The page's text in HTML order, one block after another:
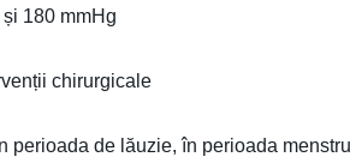
180 mmHg
chirurgicale
perioada de lăuzie, în perioada